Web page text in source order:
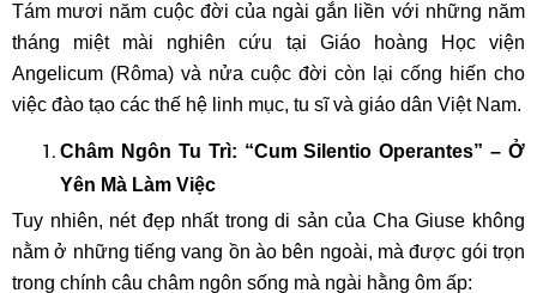
Tám mươi năm cuộc đời của ngài gắn liền với những năm
tháng miệt mài nghiên cứu tại Giáo hoàng Học viện
Angelicum (Rôma) và nửa cuộc đời còn lại cống hiến cho
việc đào tạo các thế hệ linh mục, tu sĩ và giáo dân Việt Nam.
Châm Ngôn Tu Trì: “Cum Silentio Operantes” – Ở
Yên Mà Làm Việc
Tuy nhiên, nét đẹp nhất trong di sản của Cha Giuse không
nằm ở những tiếng vang ồn ào bên ngoài, mà được gói trọn
trong chính câu châm ngôn sống mà ngài hằng ôm ấp: